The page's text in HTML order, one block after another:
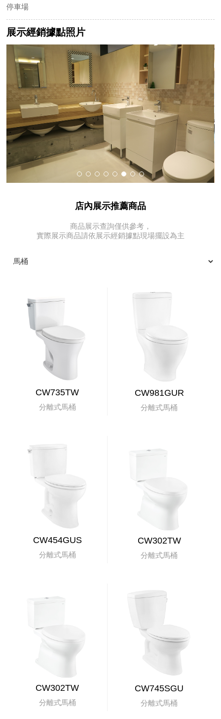
停車場
展示經銷據點照片
店內展示推薦商品
商品展示查詢僅供參考，
實際展示商品請依展示經銷據點現場擺設為主
CW735TW
分離式馬桶
CW981GUR
分離式馬桶
CW454GUS
分離式馬桶
CW302TW
分離式馬桶
CW302TW
分離式馬桶
CW745SGU
分離式馬桶